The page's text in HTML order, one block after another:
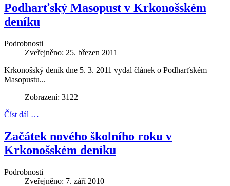
Podharťský Masopust v Krkonošském
deníku
Podrobnosti
Zveřejněno: 25. březen 2011
Krkonošský deník dne 5. 3. 2011 vydal článek o Podharťském
Masopustu...
Zobrazení: 3122
Číst dál …
Začátek nového školního roku v
Krkonošském deníku
Podrobnosti
Zveřejněno: 7. září 2010